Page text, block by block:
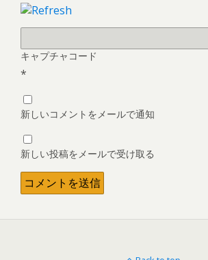
キャプチャコード
*
新しいコメントをメールで通知
新しい投稿をメールで受け取る